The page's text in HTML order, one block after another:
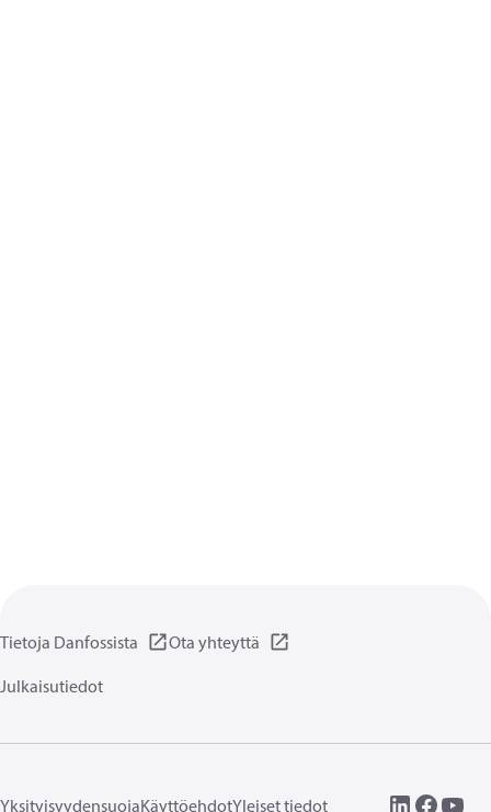
Tietoja Danfossista
Ota yhteyttä
Julkaisutiedot
YksityisyydensuojaKäyttöehdotYleiset tiedot